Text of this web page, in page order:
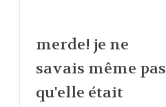
merde! je ne
savais même pas
qu'elle était